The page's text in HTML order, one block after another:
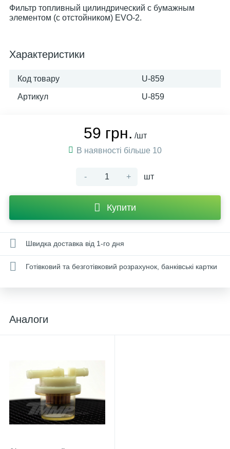
Фильтр топливный цилиндрический с бумажным
элементом (с отстойником) EVO-2.
Характеристики
Код товару U-859
Артикул U-859
59 грн. /шт
В наявності більше 10
- + шт
Купити
Швидка доставка від 1-го дня
Готівковий та безготівковий розрахунок, банківські картки
Аналоги